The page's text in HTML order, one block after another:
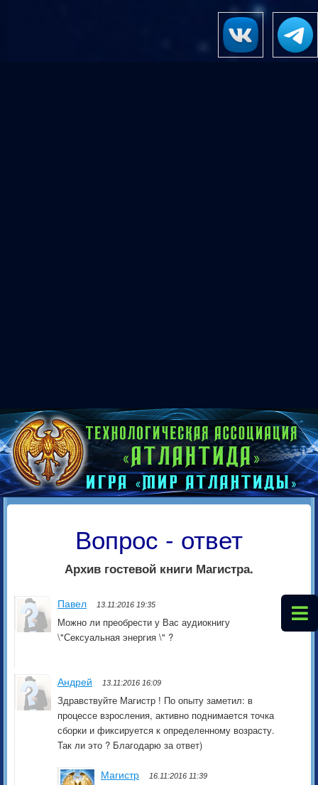
Вопрос - ответ
Архив гостевой книги Магистра.
Павел 13.11:2016 19:35
Можно ли преобрести у Вас аудиокнигу
\"Сексуальная энергия \" ?
Андрей 13.11:2016 16:09
Здравствуйте Магистр ! По опыту заметил: в
процессе взросления, активно поднимается точка
сборки и фиксируется к определенному возрасту.
Так ли это ? Благодарю за ответ)
Магистр 16.11:2016 11:39